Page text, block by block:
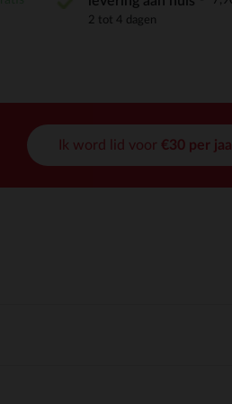
aan te passen en te
2 tot 4 dagen
Ik word lid voor €30 per